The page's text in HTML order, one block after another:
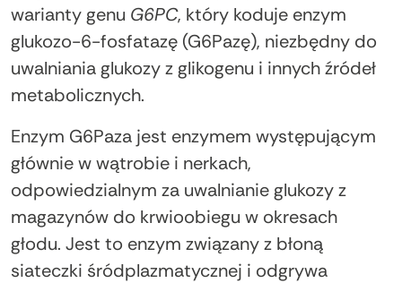
warianty genu G6PC, który koduje enzym
glukozo-6-fosfatazę (G6Pazę), niezbędny do
uwalniania glukozy z glikogenu i innych źródeł
metabolicznych.
Enzym G6Paza jest enzymem występującym
głównie w wątrobie i nerkach,
odpowiedzialnym za uwalnianie glukozy z
magazynów do krwioobiegu w okresach
głodu. Jest to enzym związany z błoną
siateczki śródplazmatycznej i odgrywa